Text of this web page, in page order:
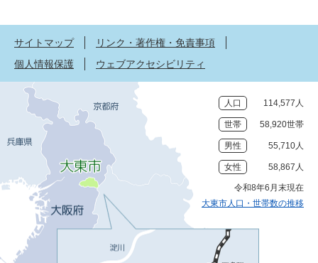
サイトマップ
リンク・著作権・免責事項
個人情報保護
ウェブアクセシビリティ
人口 114,577人
世帯 58,920世帯
男性 55,710人
女性 58,867人
令和8年6月末現在
大東市人口・世帯数の推移